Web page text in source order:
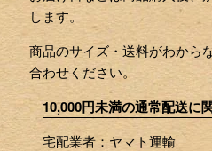
します。
商品のサイズ・送料がわから
合わせください。
10,000円未満の通常配送に
宅配業者：ヤマト運輸